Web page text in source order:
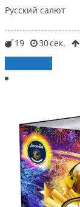
Русский салют
19 30